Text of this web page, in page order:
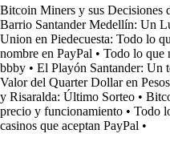
Bitcoin Miners y sus Decisiones
Barrio Santander Medellín: Un
Union en Piedecuesta: Todo lo
nombre en PayPal • Todo lo que
bbby • El Playón Santander: Un
Valor del Quarter Dollar en
y Risaralda: Último Sorteo •
precio y funcionamiento • Todo
casinos que aceptan PayPal •